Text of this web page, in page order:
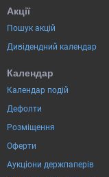
Акції
Пошук акцій
Дивідендний календар
Календар
Календар подій
Дефолти
Розміщення
Оферти
Аукціони держпаперів